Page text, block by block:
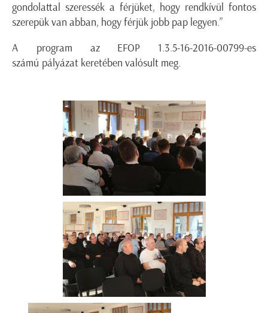
gondolattal szeressék a férjüket, hogy rendkívül fontos
szerepük van abban, hogy férjük jobb pap legyen.”
A program az EFOP 1.3.5-16-2016-00799-es
számú pályázat keretében valósult meg.